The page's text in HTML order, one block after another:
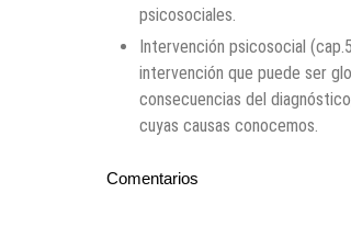
psicosociales.
Intervención psicosocial
intervención que puede ser
consecuencias del
cuyas causas conocemos.
Comentarios